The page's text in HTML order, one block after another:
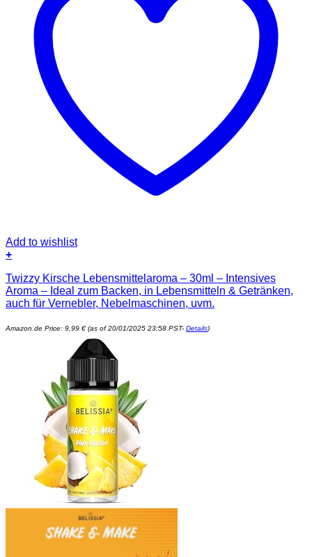
Add to wishlist
+
Twizzy Kirsche Lebensmittelaroma – 30ml – Intensives
Aroma – Ideal zum Backen, in Lebensmitteln & Getränken,
auch für Vernebler, Nebelmaschinen, uvm.
Amazon.de Price: 9,99 € (as of 20/01/2025 23:58 PST- Details)